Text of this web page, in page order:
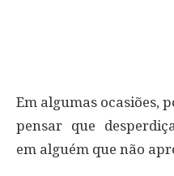
Em algumas ocasiões,
pensar que
em alguém que não